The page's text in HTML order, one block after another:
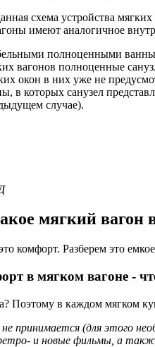
схема устройства
имеют аналогичное
полноценными
вагонов полноценные
окон в них уже не
в которых санузел
случае).
мягкий вагон
комфорт. Разберем это
в мягком вагоне -
Поэтому в каждом мягком
принимается (для этого
и новые фильмы, а